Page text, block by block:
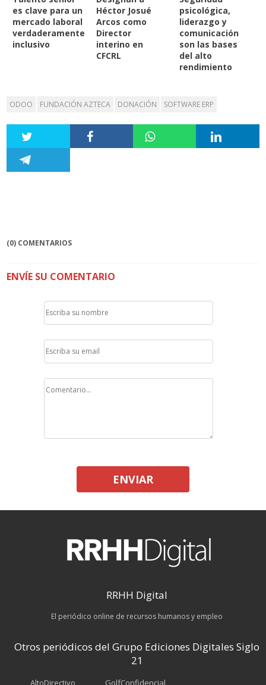
es clave para un
mercado laboral
verdaderamente
inclusivo
Héctor Josué
Arcos como
Director
interino en
CFCRL
psicológica,
liderazgo y
comunicación
son las bases
del alto
rendimiento
ODOO FUNDACIÓN AZTECA DONACIÓN SOFTWARE ERP
(0) COMENTARIOS
ENVÍE SU COMENTARIO
ENVIAR
RRHH Digital
El periódico online de recursos humanos y empleo
Otros periódicos del Grupo Ediciones Digitales Siglo
21
AltoDirectivo GolfConfidencial